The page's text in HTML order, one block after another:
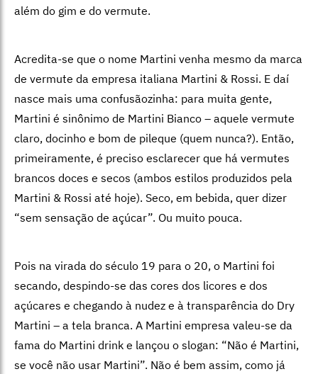
além do gim e do vermute.
Acredita-se que o nome Martini venha mesmo da marca
de vermute da empresa italiana Martini & Rossi. E daí
nasce mais uma confusãozinha: para muita gente,
Martini é sinônimo de Martini Bianco – aquele vermute
claro, docinho e bom de pileque (quem nunca?). Então,
primeiramente, é preciso esclarecer que há vermutes
brancos doces e secos (ambos estilos produzidos pela
Martini & Rossi até hoje). Seco, em bebida, quer dizer
“sem sensação de açúcar”. Ou muito pouca.
Pois na virada do século 19 para o 20, o Martini foi
secando, despindo-se das cores dos licores e dos
açúcares e chegando à nudez e à transparência do Dry
Martini – a tela branca. A Martini empresa valeu-se da
fama do Martini drink e lançou o slogan: “Não é Martini,
se você não usar Martini”. Não é bem assim, como já